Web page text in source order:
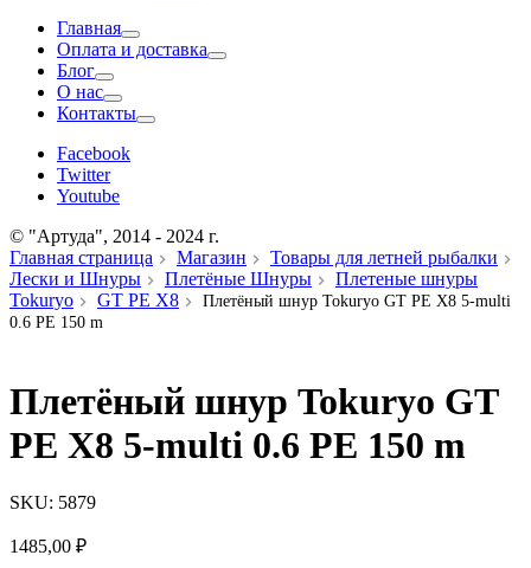
Главная
Оплата и доставка
Блог
О нас
Контакты
Facebook
Twitter
Youtube
© "Артуда", 2014 - 2024 г.
Главная страница
Магазин
Товары для летней рыбалки
Лески и Шнуры
Плетёные Шнуры
Плетеные шнуры
Tokuryo
GT PE X8
Плетёный шнур Tokuryo GT PE X8 5-multi
0.6 PE 150 m
Плетёный шнур Tokuryo GT
PE X8 5-multi 0.6 PE 150 m
SKU: 5879
1485,00 ₽